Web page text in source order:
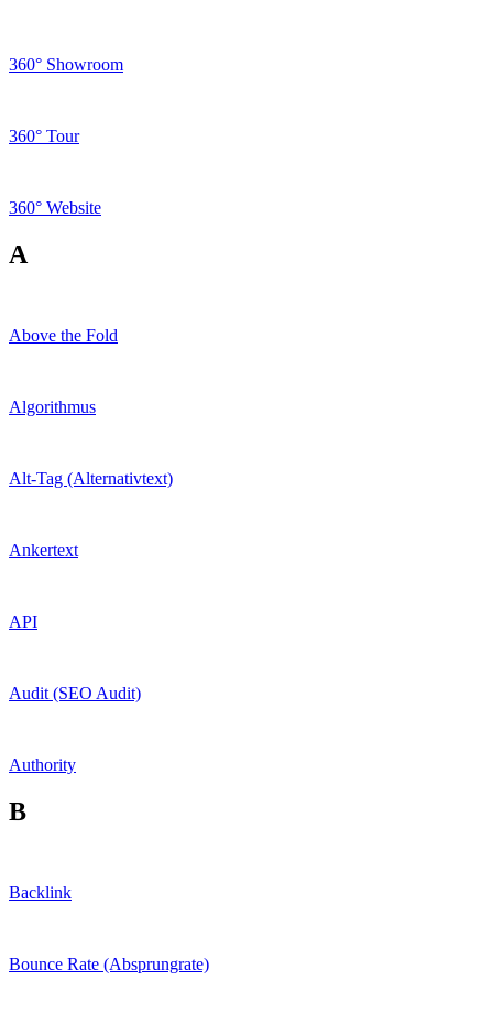
360° Showroom
360° Tour
360° Website
A
Above the Fold
Algorithmus
Alt-Tag (Alternativtext)
Ankertext
API
Audit (SEO Audit)
Authority
B
Backlink
Bounce Rate (Absprungrate)